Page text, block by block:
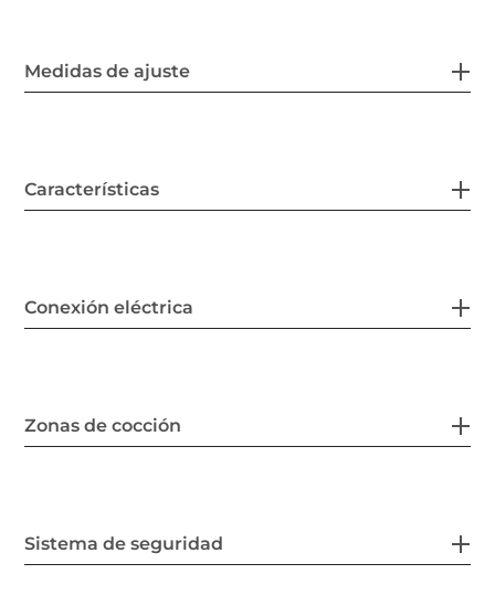
Medidas de ajuste
Características
Conexión eléctrica
Zonas de cocción
Sistema de seguridad